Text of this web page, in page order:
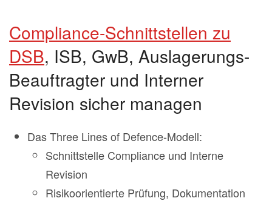
Compliance-Schnittstellen zu
DSB, ISB, GwB, Auslagerungs-
Beauftragter und Interner
Revision sicher managen
Das Three Lines of Defence-Modell:
Schnittstelle Compliance und Interne
Revision
Risikoorientierte Prüfung, Dokumentation